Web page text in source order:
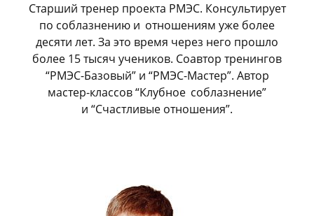
Старший тренер проекта РМЭС. Консультирует
по соблазнению и отношениям уже более
десяти лет. За это время через него прошло
более 15 тысяч учеников. Соавтор тренингов
“РМЭС-Базовый” и “РМЭС-Мастер”. Автор
мастер-классов “Клубное соблазнение”
и “Счастливые отношения”.